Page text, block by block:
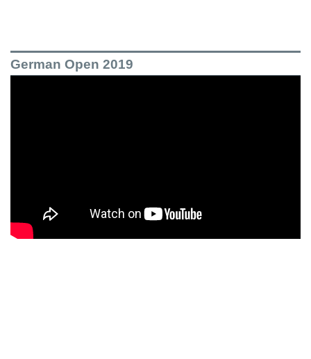
German Open 2019